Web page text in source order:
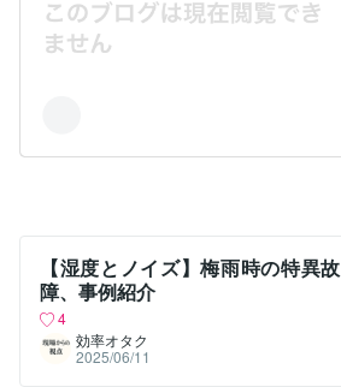
【湿度とノイズ】梅雨時の特異故
障、事例紹介
4
効率オタク
2025/06/11